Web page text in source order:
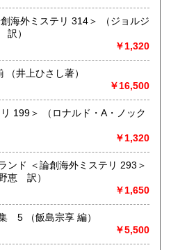
4木曜日
します。出張買取も行っており
、是非お声をお掛けください。
ステリ 314＞ （ジョルジ
）
￥1,320
井上ひさし全芝居 全7巻揃 （井上ひさし著）
￥16,500
・A・ノック
￥1,320
ンド ＜論創海外ミステリ 293＞
恵 訳）
￥1,650
キルケゴールの講話・遺稿集 5 （飯島宗享 編）
￥5,500